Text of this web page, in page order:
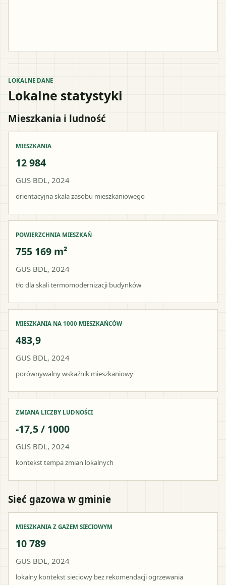
LOKALNE DANE
Lokalne statystyki
Mieszkania i ludność
MIESZKANIA
12 984
GUS BDL, 2024
orientacyjna skala zasobu mieszkaniowego
POWIERZCHNIA MIESZKAŃ
755 169 m²
GUS BDL, 2024
tło dla skali termomodernizacji budynków
MIESZKANIA NA 1000 MIESZKAŃCÓW
483,9
GUS BDL, 2024
porównywalny wskaźnik mieszkaniowy
ZMIANA LICZBY LUDNOŚCI
-17,5 / 1000
GUS BDL, 2024
kontekst tempa zmian lokalnych
Sieć gazowa w gminie
MIESZKANIA Z GAZEM SIECIOWYM
10 789
GUS BDL, 2024
lokalny kontekst sieciowy bez rekomendacji ogrzewania